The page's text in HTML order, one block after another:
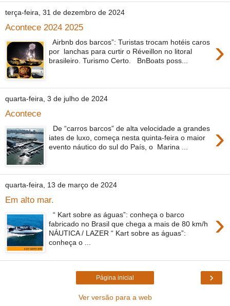
terça-feira, 31 de dezembro de 2024
Acontece 2024 2025
›
Airbnb dos barcos”: Turistas trocam hotéis caros
por lanchas para curtir o Réveillon no litoral
brasileiro. Turismo Certo. BnBoats poss...
quarta-feira, 3 de julho de 2024
Acontece
›
De “carros barcos” de alta velocidade a grandes
iates de luxo, começa nesta quinta-feira o maior
evento náutico do sul do País, o Marina ...
quarta-feira, 13 de março de 2024
Em alto mar.
›
“ Kart sobre as águas”: conheça o barco
fabricado no Brasil que chega a mais de 80 km/h
NÁUTICA / LAZER “ Kart sobre as águas”:
conheça o ...
›
Página inicial
Ver versão para a web